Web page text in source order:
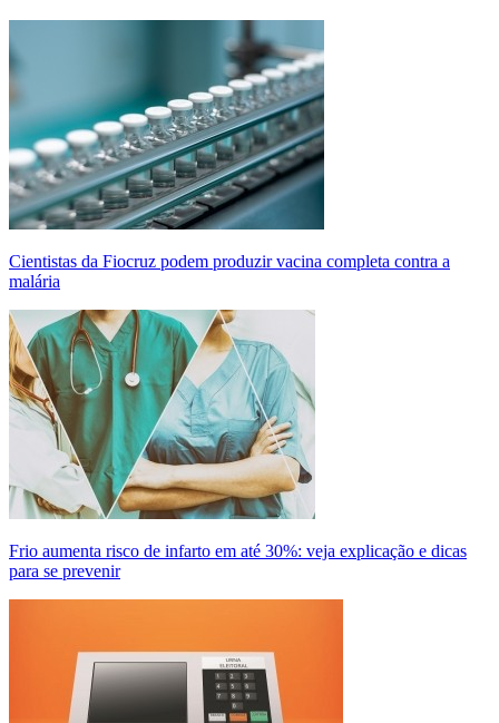
Cientistas da Fiocruz podem produzir vacina completa contra a
malária
Frio aumenta risco de infarto em até 30%: veja explicação e dicas
para se prevenir